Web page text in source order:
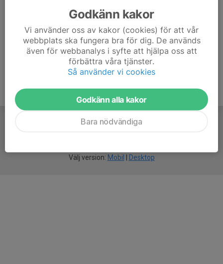
Välj version: Mobil Desktop
Godkänn kakor
Vi använder oss av kakor (cookies) för att vår
webbplats ska fungera bra för dig. De används
även för webbanalys i syfte att hjälpa oss att
förbättra våra tjänster.
Så använder vi cookies
Godkänn alla kakor
Bara nödvändiga